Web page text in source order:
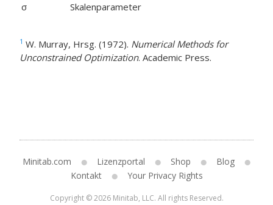
σ
Skalenparameter
1 W. Murray, Hrsg. (1972). Numerical Methods for
Unconstrained Optimization. Academic Press.
Minitab.com Lizenzportal Shop
Blog
Kontakt
Your Privacy Rights
Copyright © 2026 Minitab, LLC. All rights Reserved.